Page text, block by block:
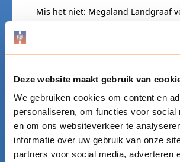
Deze website maakt gebruik van
We gebruiken cookies om content en
personaliseren, om functies voor social
en om ons websiteverkeer te
informatie over uw gebruik van onze
partners voor social media, adverteren
Mis het niet: Megaland Landgraaf